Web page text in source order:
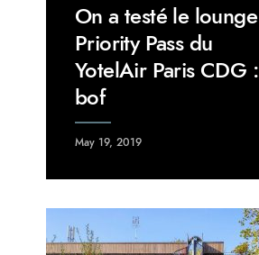
On a testé le lounge
Priority Pass du
YotelAir Paris CDG :
bof
May 19, 2019